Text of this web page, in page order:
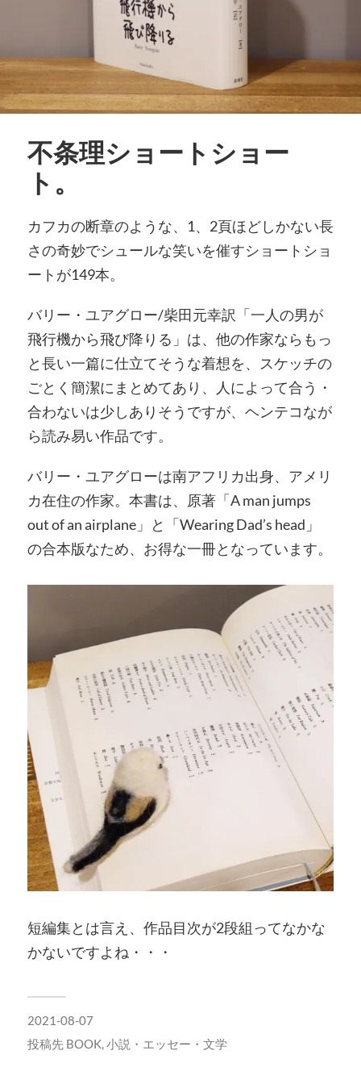
不条理ショートショー
ト。
カフカの断章のような、1、2頁ほどしかない長
さの奇妙でシュールな笑いを催すショートショ
ートが149本。
バリー・ユアグロー/柴田元幸訳「一人の男が
飛行機から飛び降りる」は、他の作家ならもっ
と長い一篇に仕立てそうな着想を、スケッチの
ごとく簡潔にまとめてあり、人によって合う・
合わないは少しありそうですが、ヘンテコなが
ら読み易い作品です。
バリー・ユアグローは南アフリカ出身、アメリ
カ在住の作家。本書は、原著「A man jumps
out of an airplane」と「Wearing Dad’s head」
の合本版なため、お得な一冊となっています。
短編集とは言え、作品目次が2段組ってなかな
かないですよね・・・
2021-08-07
投稿先 BOOK,小説・エッセー・文学